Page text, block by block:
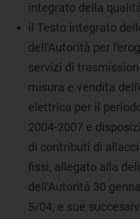
integrato della
il Testo integrato
dell'Autorità per
servizi di
misura e vendita
elettrica per il
2004-2007 e
di contributi di
fissi, allegato alla
dell'Autorità 30
5/04, e sue